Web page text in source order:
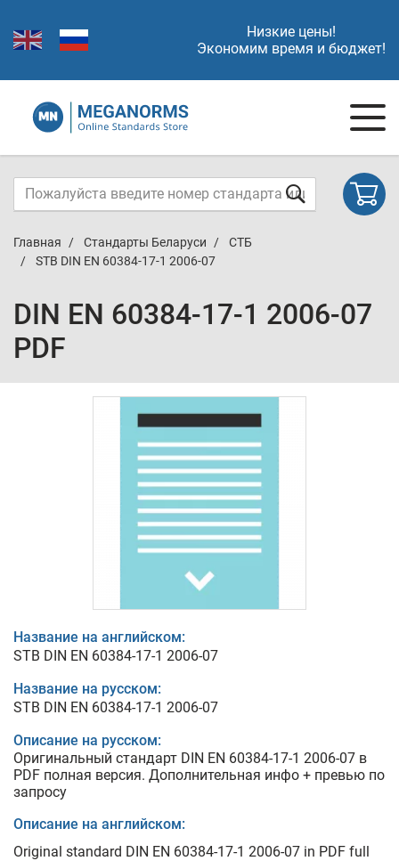
Низкие цены!
Экономим время и бюджет!
Главная Стандарты Беларуси
СТБ
STB DIN EN 60384-17-1 2006-07
DIN EN 60384-17-1 2006-07
PDF
Название на английском:
STB DIN EN 60384-17-1 2006-07
Название на русском:
STB DIN EN 60384-17-1 2006-07
Описание на русском:
Оригинальный стандарт DIN EN 60384-17-1 2006-07 в
PDF полная версия. Дополнительная инфо + превью по
запросу
Описание на английском:
Original standard DIN EN 60384-17-1 2006-07 in PDF full